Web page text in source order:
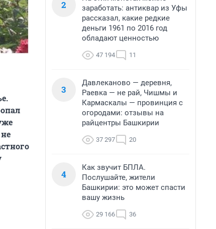
2
заработать: антиквар из Уфы
рассказал, какие редкие
деньги 1961 по 2016 год
обладают ценностью
47 194 11
3
Давлеканово — деревня,
Раевка — не рай, Чишмы и
Кармаскалы — провинция с
огородами: отзывы на
райцентры Башкирии
37 297 20
4
Как звучит БПЛА.
Послушайте, жители
Башкирии: это может спасти
вашу жизнь
29 166 36